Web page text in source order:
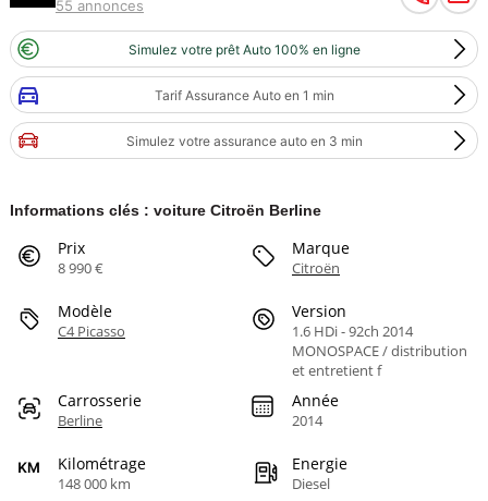
55 annonces
Simulez votre prêt Auto 100% en ligne
Tarif Assurance Auto en 1 min
Simulez votre assurance auto en 3 min
Informations clés : voiture Citroën Berline
Prix
8 990 €
Marque
Citroën
Modèle
C4 Picasso
Version
1.6 HDi - 92ch 2014
MONOSPACE / distribution
et entretient f
Carrosserie
Berline
Année
2014
Kilométrage
148 000 km
Energie
Diesel